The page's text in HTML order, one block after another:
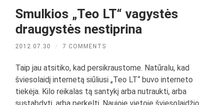
Smulkios „Teo LT“ vagystės
draugystės nestiprina
2012.07.30 / 7 COMMENTS
Taip jau atsitiko, kad persikraustome. Natūralu, kad
šviesolaidį internetą siūliusi „Teo LT“ buvo interneto
tiekėja. Kilo reikalas tą santykį arba nutraukti, arba